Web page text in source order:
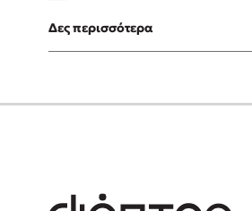
Upmarket
Young Adult
Δες περισσότερα